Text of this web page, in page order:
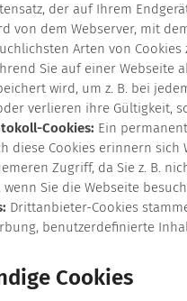
der auf Ihrem
von dem Webserver, mit
Arten von
Sie auf einer Webseite
wird, um z. B. bei
verlieren ihre Gültigkeit,
Cookies: Ein
diese Cookies erinnern
Zugriff, da Sie z. B.
Sie die Webseite
Drittanbieter-Cookies
benutzerdefinierte
Cookies